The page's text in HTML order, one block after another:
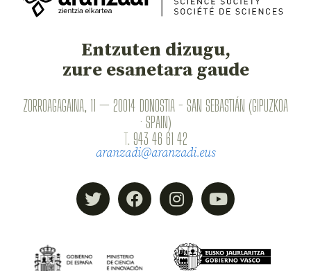
Entzuten dizugu,
zure esanetara gaude
ZORROAGAGAINA, 11 — 20014 DONOSTIA - SAN SEBASTIÁN (GIPUZKOA
· SPAIN)
T. 943 46 61 42
aranzadi@aranzadi.eus